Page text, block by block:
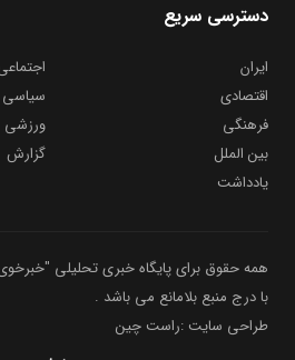
دسترسی سریع
ایران
اقتصادی
سیاسی
فرهنگی
ورزشی
بین الملل
گزارش
یادداشت
همه حقوق برای پایگاه خبری تحلیلی
با درج منبع بلامانع می باشد .
طراحی سایت :راست چین